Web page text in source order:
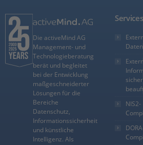
Die activeMind AG
Management- und
Technologieberatung
berät und begleitet
bei der Entwicklung
maßgeschneiderter
Lösungen für die
Bereiche
Datenschutz,
Informationssicherheit
und künstliche
Intelligenz. Als
Services
NIS2-